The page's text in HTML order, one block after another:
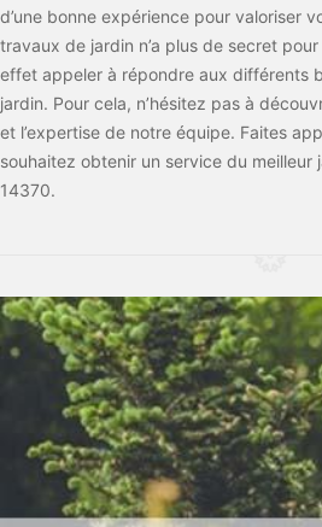
d’une bonne expérience pour valoriser
travaux de jardin n’a plus de secret
effet appeler à répondre aux différents
jardin. Pour cela, n’hésitez pas à
et l’expertise de notre équipe. Faites
souhaitez obtenir un service du
14370.